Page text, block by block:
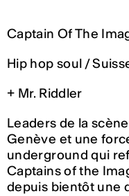
Captain Of The
Hip hop soul /
+ Mr. Riddler
Leaders de la
Genève et une
underground qui
Captains of the
depuis bientôt une